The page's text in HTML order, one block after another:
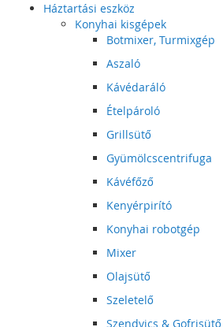
Háztartási eszköz
Konyhai kisgépek
Botmixer, Turmixgép
Aszaló
Kávédaráló
Ételpároló
Grillsütő
Gyümölcscentrifuga
Kávéfőző
Kenyérpirító
Konyhai robotgép
Mixer
Olajsütő
Szeletelő
Szendvics & Gofrisütő